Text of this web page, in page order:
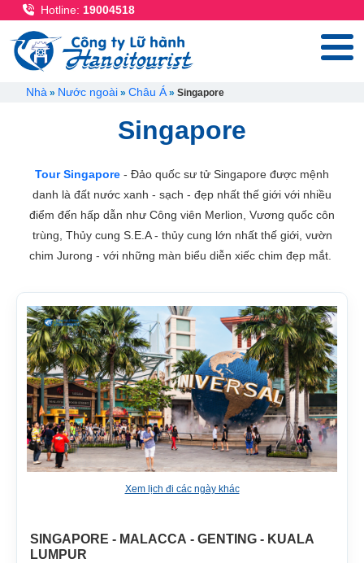
Hotline: 19004518
Breadcrumb
Nhà Nước ngoài Châu Á Singapore
Singapore
Tour Singapore - Đảo quốc sư tử Singapore được mệnh
danh là đất nước xanh - sạch - đẹp nhất thế giới với nhiều
điểm đến hấp dẫn như Công viên Merlion, Vương quốc côn
trùng, Thủy cung S.E.A - thủy cung lớn nhất thế giới, vườn
chim Jurong - với những màn biểu diễn xiếc chim đẹp mắt.
Xem lịch đi các ngày khác
SINGAPORE - MALACCA - GENTING - KUALA
LUMPUR